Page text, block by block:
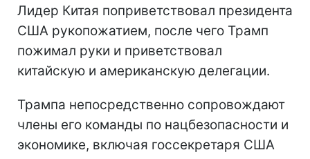
Лидер Китая поприветствовал президента
США рукопожатием, после чего Трамп
пожимал руки и приветствовал
китайскую и американскую делегации.
Трампа непосредственно сопровождают
члены его команды по нацбезопасности и
экономике, включая госсекретаря США